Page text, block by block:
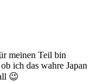
meinen Teil bin
ich das wahre Japan
😉